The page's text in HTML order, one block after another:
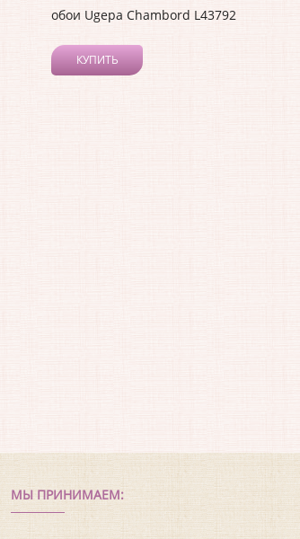
обои Ugepa Chambord L43792
КУПИТЬ
МЫ ПРИНИМАЕМ: